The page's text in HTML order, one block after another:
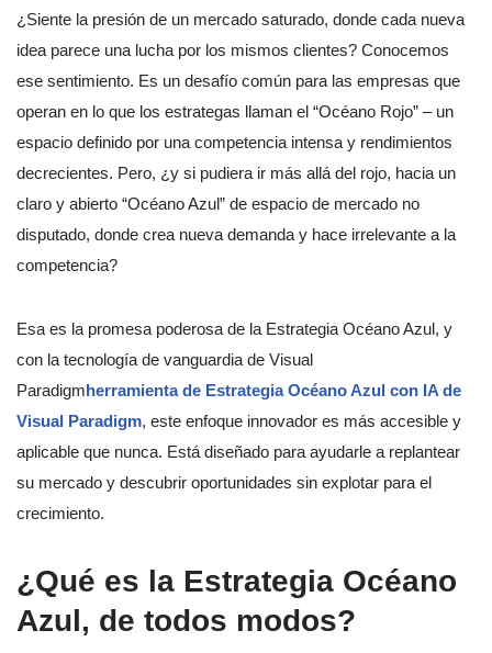
¿Siente la presión de un mercado saturado, donde cada nueva
idea parece una lucha por los mismos clientes? Conocemos
ese sentimiento. Es un desafío común para las empresas que
operan en lo que los estrategas llaman el “Océano Rojo” – un
espacio definido por una competencia intensa y rendimientos
decrecientes. Pero, ¿y si pudiera ir más allá del rojo, hacia un
claro y abierto “Océano Azul” de espacio de mercado no
disputado, donde crea nueva demanda y hace irrelevante a la
competencia?
Esa es la promesa poderosa de la Estrategia Océano Azul, y
con la tecnología de vanguardia de Visual
Paradigmherramienta de Estrategia Océano Azul con IA de
Visual Paradigm, este enfoque innovador es más accesible y
aplicable que nunca. Está diseñado para ayudarle a replantear
su mercado y descubrir oportunidades sin explotar para el
crecimiento.
¿Qué es la Estrategia Océano
Azul, de todos modos?